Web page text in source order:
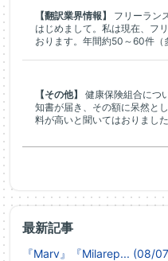
最新記事
『Marv』『Milarep... (08/
【翻訳業界情報】
フリーラン
はじめまして。私は現在、フ
おります。年間約50～60件（
【その他】
健康保険組合につ
知書が届き、その額に呆然と
料が高いと聞いてはおりまし